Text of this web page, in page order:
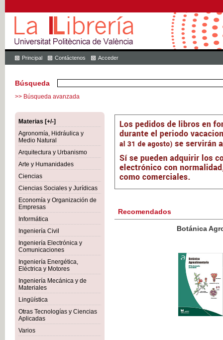
Principal Contáctenos Acceder
Búsqueda
>> Búsqueda avanzada
Materias [+/-]
Agronomía, Hidráulica y
Medio Natural
Arquitectura y Urbanismo
Arte y Humanidades
Ciencias
Ciencias Sociales y Jurídicas
Economía y Organización de
Empresas
Informática
Ingeniería Civil
Ingeniería Electrónica y
Comunicaciones
Ingeniería Energética,
Eléctrica y Motores
Ingeniería Mecánica y de
Materiales
Lingüística
Otras Tecnologías y Ciencias
Aplicadas
Varios
Recomendados
Botánica Agroalimentaria
IVA